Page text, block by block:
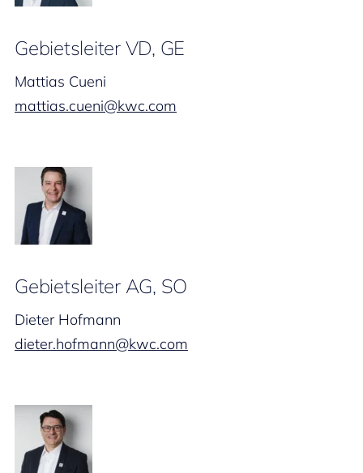
Gebietsleiter VD, GE
Mattias Cueni
mattias.cueni@kwc.com
Gebietsleiter AG, SO
Dieter Hofmann
dieter.hofmann@kwc.com